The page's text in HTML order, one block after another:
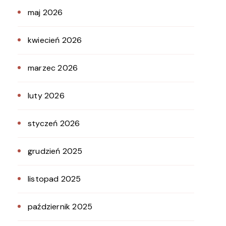
maj 2026
kwiecień 2026
marzec 2026
luty 2026
styczeń 2026
grudzień 2025
listopad 2025
październik 2025